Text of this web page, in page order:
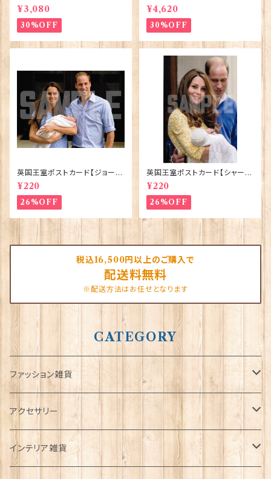
lesⅢ Coronation】Victoria
Eggs 50129
¥3,080
30%OFF
ElizabethⅡ Commemorativ
e】Victoria Eggs 90332
¥4,620
30%OFF
英国王室ポストカード【ジョージ
王子ご誕生】Pageantry Post
card 90183-JEF100
¥220
26%OFF
英国王室ポストカード【シャーロ
ット王女2】Pageantry Postca
rd 90183-JEF202
¥220
26%OFF
税込16,500円以上のご購入で
配送料無料
※配送方法はお任せとなります
CATEGORY
ファッション雑貨
タータンネクタイ
帽子
アクセサリー
ORTAK
インテリア雑貨